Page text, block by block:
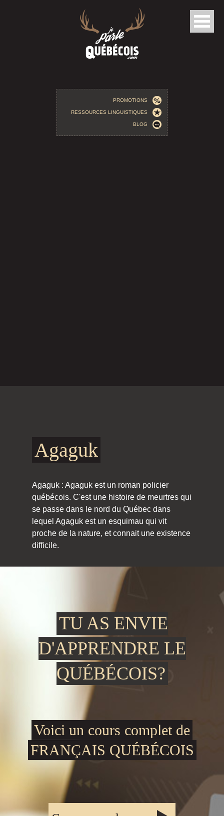
PROMOTIONS
RESSOURCES LINGUISTIQUES
BLOG
Agaguk
Agaguk : Agaguk est un roman policier
québécois. C'est une histoire de meurtres qui
se passe dans le nord du Québec dans
lequel Agaguk est un esquimau qui vit
proche de la nature, et connait une existence
difficile.
TU AS ENVIE
D'APPRENDRE LE
QUÉBÉCOIS?
Voici un cours complet de
FRANÇAIS QUÉBÉCOIS